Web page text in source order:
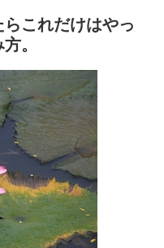
これだけはやっ
。